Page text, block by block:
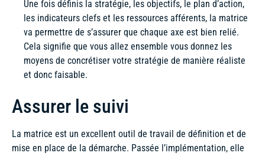
Une fois définis la stratégie, les objectifs, le plan d’action,
les indicateurs clefs et les ressources afférents, la matrice
va permettre de s’assurer que chaque axe est bien relié.
Cela signifie que vous allez ensemble vous donnez les
moyens de concrétiser votre stratégie de manière réaliste
et donc faisable.
Assurer le suivi
La matrice est un excellent outil de travail de définition et de
mise en place de la démarche. Passée l’implémentation, elle